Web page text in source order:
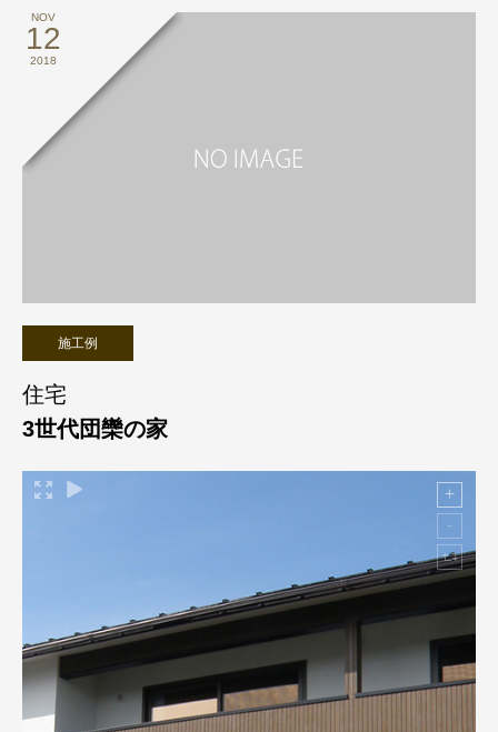
NOV
12
2018
施工例
住宅
3世代団欒の家